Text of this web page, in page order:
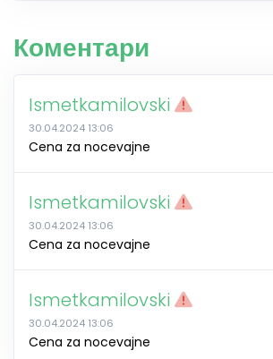
Коментари
Ismetkamilovski
30.04.2024 13:06
Cena za nocevajne
Ismetkamilovski
30.04.2024 13:06
Cena za nocevajne
Ismetkamilovski
30.04.2024 13:06
Cena za nocevajne